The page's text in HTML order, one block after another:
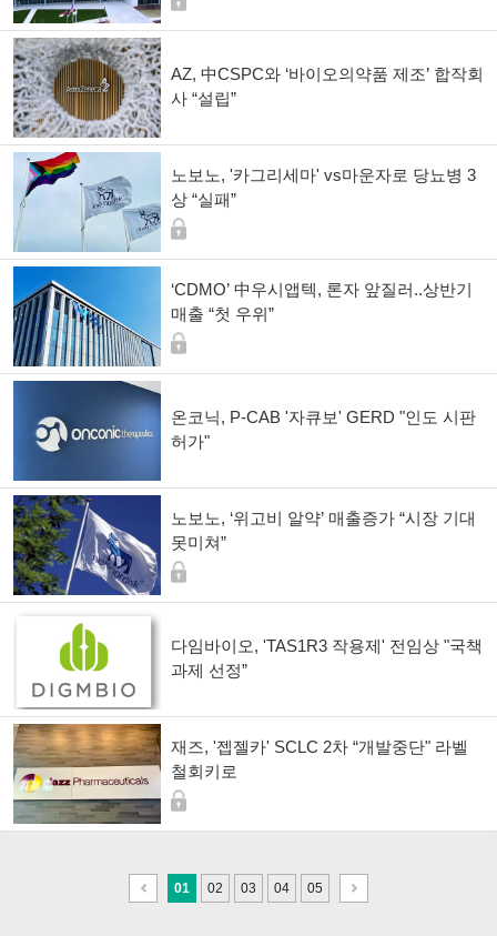
AZ, 中CSPC와 ‘바이오의약품 제조’ 합작회
사 “설립”
노보노, '카그리세마' vs마운자로 당뇨병 3
상 “실패”
‘CDMO’ 中우시앱텍, 론자 앞질러..상반기
매출 “첫 우위”
온코닉, P-CAB '자큐보' GERD "인도 시판
허가"
노보노, ‘위고비 알약’ 매출증가 “시장 기대
못미쳐”
다임바이오, 'TAS1R3 작용제' 전임상 "국책
과제 선정”
재즈, '젭젤카' SCLC 2차 “개발중단" 라벨
철회키로
이
전
01 02 03 04 05
다
음